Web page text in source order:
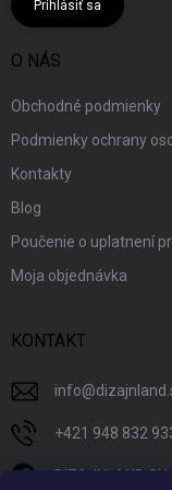
Prihlásiť sa
O NÁS
Obchodné podmienky
Podmienky ochrany
Kontakty
Blog
Poučenie o uplatnení
Moja objednávka
KONTAKT
info@
+421 948 832
DIZAJNLAND SK